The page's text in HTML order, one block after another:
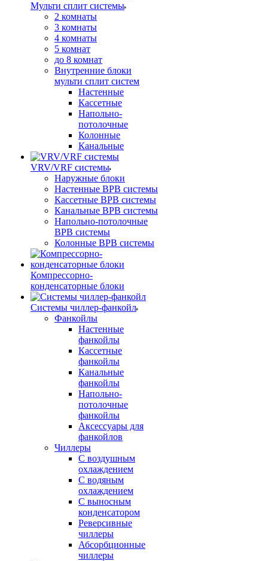
Мульти сплит системы
2 комнаты
3 комнаты
4 комнаты
5 комнат
до 8 комнат
Внутренние блоки
мульти сплит систем
Настенные
Кассетные
Напольно-
потолочные
Колонные
Канальные
VRV/VRF системы
Наружные блоки
Настенные ВРВ системы
Кассетные ВРВ системы
Канальные ВРВ системы
Напольно-потолочные
ВРВ системы
Колонные ВРВ системы
Компрессорно-
конденсаторные блоки
Системы чиллер-фанкойл
Фанкойлы
Настенные
фанкойлы
Кассетные
фанкойлы
Канальные
фанкойлы
Напольно-
потолочные
фанкойлы
Аксессуары для
фанкойлов
Чиллеры
С воздушным
охлаждением
С водяным
охлаждением
С выносным
конденсатором
Реверсивные
чиллеры
Абсорбционные
чиллеры